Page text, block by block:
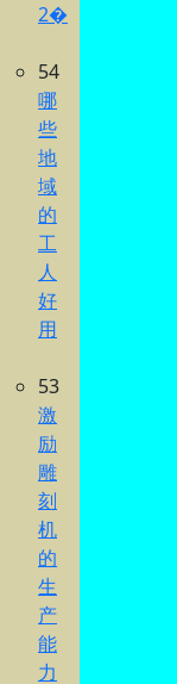
2�
54
哪
些
地
域
的
工
人
好
用
53
激
励
雕
刻
机
的
生
产
能
力